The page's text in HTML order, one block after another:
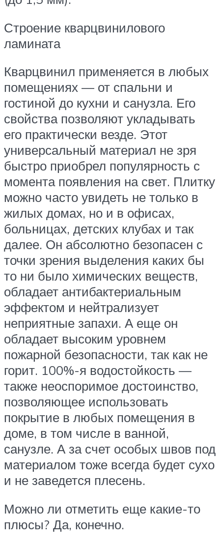
Строение кварцвинилового
ламината
Кварцвинил применяется в любых
помещениях — от спальни и
гостиной до кухни и санузла. Его
свойства позволяют укладывать
его практически везде. Этот
универсальный материал не зря
быстро приобрел популярность с
момента появления на свет. Плитку
можно часто увидеть не только в
жилых домах, но и в офисах,
больницах, детских клубах и так
далее. Он абсолютно безопасен с
точки зрения выделения каких бы
то ни было химических веществ,
обладает антибактериальным
эффектом и нейтрализует
неприятные запахи. А еще он
обладает высоким уровнем
пожарной безопасности, так как не
горит. 100%-я водостойкость —
также неоспоримое достоинство,
позволяющее использовать
покрытие в любых помещения в
доме, в том числе в ванной,
санузле. А за счет особых швов под
материалом тоже всегда будет сухо
и не заведется плесень.
Можно ли отметить еще какие-то
плюсы? Да, конечно.